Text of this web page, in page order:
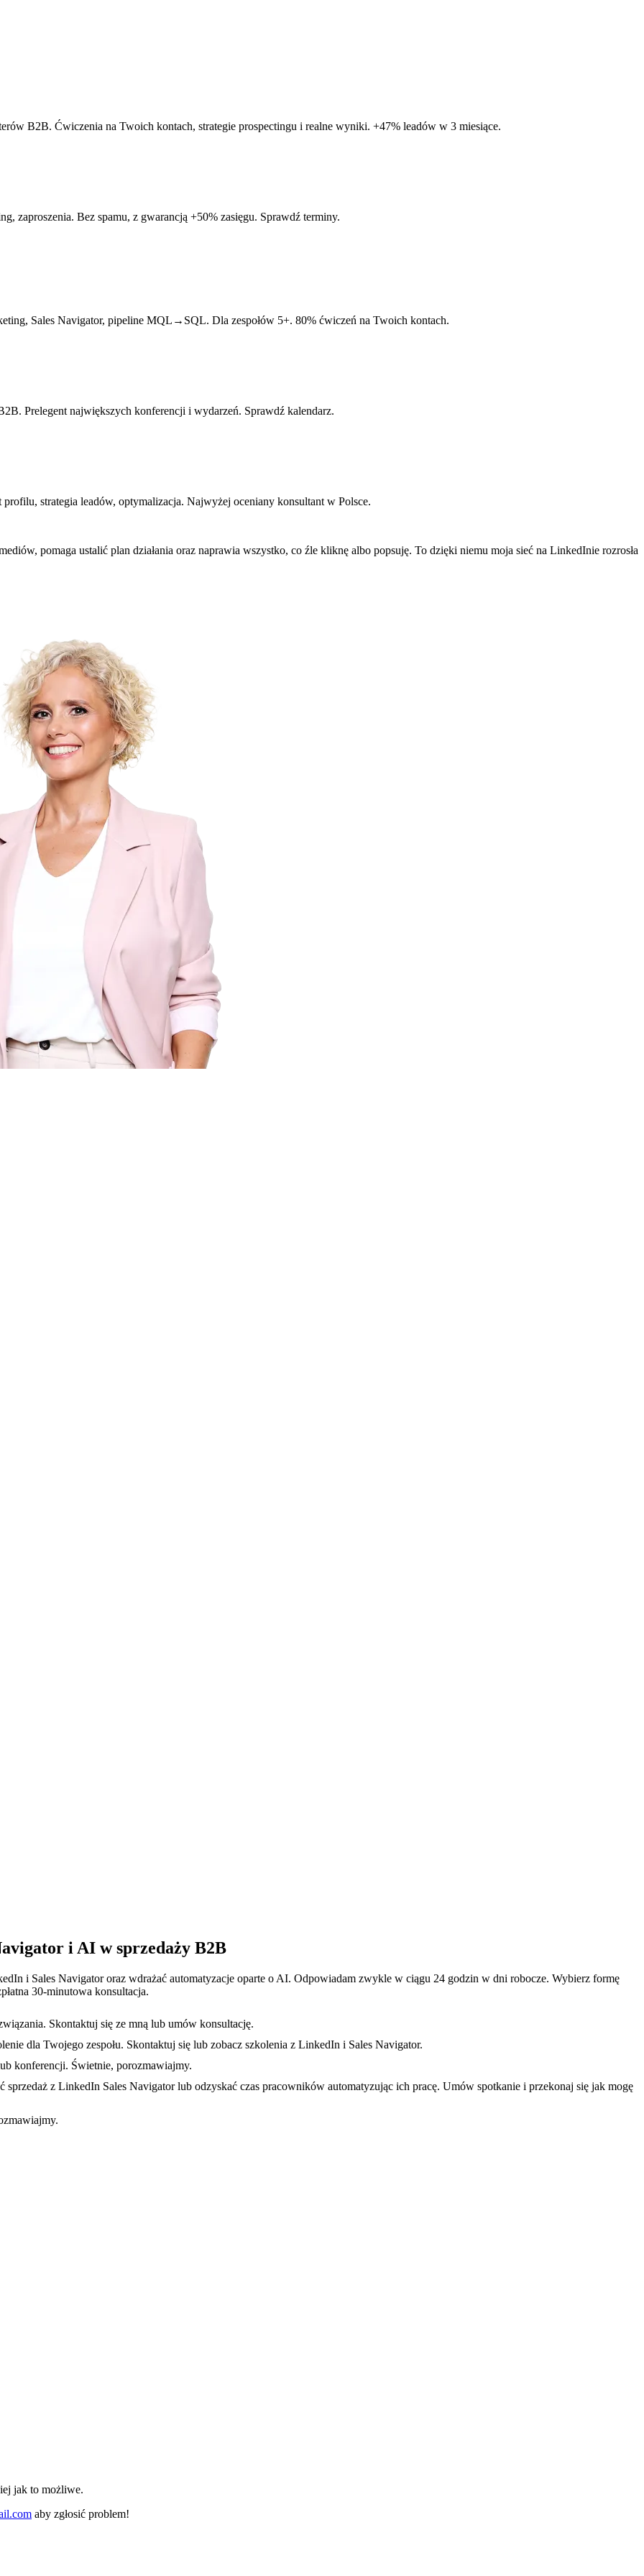
B2B. Ćwiczenia na Twoich kontach, strategie prospectingu i realne wyniki. +47% leadów w 3 miesiące.
zaproszenia. Bez spamu, z gwarancją +50% zasięgu. Sprawdź terminy.
Sales Navigator, pipeline MQL→SQL. Dla zespołów 5+. 80% ćwiczeń na Twoich kontach.
Prelegent największych konferencji i wydarzeń. Sprawdź kalendarz.
strategia leadów, optymalizacja. Najwyżej oceniany konsultant w Polsce.
pomaga ustalić plan działania oraz naprawia wszystko, co źle kliknę albo popsuję. To dzięki niemu moja sieć na LinkedInie rozrosła
i AI w sprzedaży B2B
i Sales Navigator oraz wdrażać automatyzacje oparte o AI. Odpowiadam zwykle w ciągu 24 godzin w dni robocze. Wybierz formę
30-minutowa konsultacja.
Skontaktuj się ze mną lub umów konsultację.
dla Twojego zespołu. Skontaktuj się lub zobacz szkolenia z LinkedIn i Sales Navigator.
konferencji. Świetnie, porozmawiajmy.
sprzedaż z LinkedIn Sales Navigator lub odzyskać czas pracowników automatyzując ich pracę. Umów spotkanie i przekonaj się jak mogę
jak to możliwe.
aby zgłosić problem!